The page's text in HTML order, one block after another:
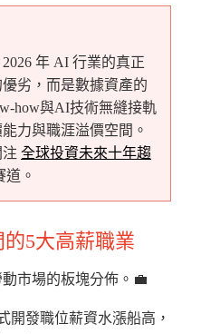
年 AI 行業的真正
劣，而是數據資產的
how與AI技術無縫接軌
力與職涯溢價空間。
全球投資未來十年趨
。
5大高薪職業
市場的板塊分佈。💼
開發職位薪資水漲船高，